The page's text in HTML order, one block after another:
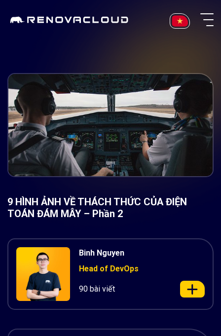
9 HÌNH ẢNH VỀ THÁCH THỨC CỦA ĐIỆN
TOÁN ĐÁM MÂY – Phần 2
Binh Nguyen
Head of DevOps
90 bài viết